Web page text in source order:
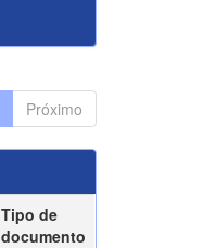
Próximo
Tipo de
documento